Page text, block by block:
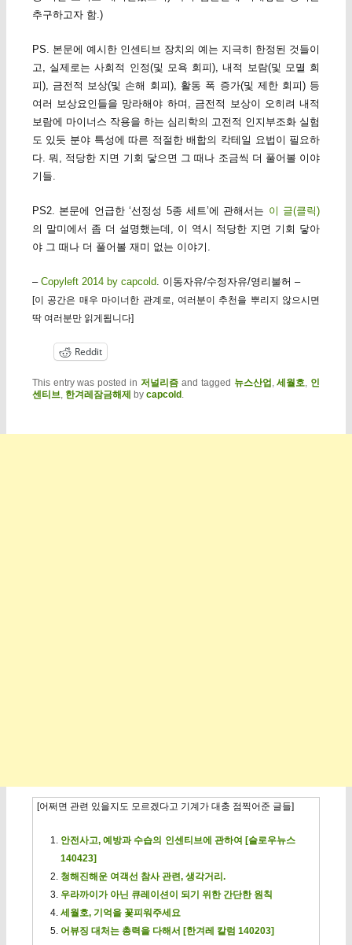
추구하고자 함.)
PS. 본문에 예시한 인센티브 장치의 예는 지극히 한정된 것들이
고, 실제로는 사회적 인정(및 모욕 회피), 내적 보람(및 모멸 회
피), 금전적 보상(및 손해 회피), 활동 폭 증가(및 제한 회피) 등
여러 보상요인들을 망라해야 하며, 금전적 보상이 오히려 내적
보람에 마이너스 작용을 하는 심리학의 고전적 인지부조화 실험
도 있듯 분야 특성에 따른 적절한 배합의 칵테일 요법이 필요하
다. 뭐, 적당한 지면 기회 닿으면 그 때나 조금씩 더 풀어볼 이야
기들.
PS2. 본문에 언급한 ‘선정성 5종 세트’에 관해서는 이 글(클릭)
의 말미에서 좀 더 설명했는데, 이 역시 적당한 지면 기회 닿아
야 그 때나 더 풀어볼 재미 없는 이야기.
– Copyleft 2014 by capcold. 이동자유/수정자유/영리불허 –
[이 공간은 매우 마이너한 관계로, 여러분이 추천을 뿌리지 않으시면
딱 여러분만 읽게됩니다]
Reddit
This entry was posted in 저널리즘 and tagged 뉴스산업 ,세월호, 인
센티브, 한겨레잠금해제 by capcold .
[어쩌면 관련 있을지도 모르겠다고 기계가 대충 점찍어준 글들]
안전사고, 예방과 수습의 인센티브에 관하여 [슬로우뉴스
140423]
청해진해운 여객선 참사 관련, 생각거리.
우라까이가 아닌 큐레이션이 되기 위한 간단한 원칙
세월호, 기억을 꽃피워주세요
어뷰징 대처는 총력을 다해서 [한겨레 칼럼 140203]